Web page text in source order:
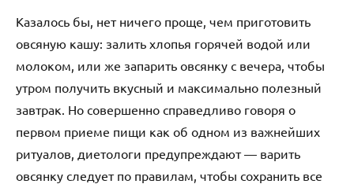
Казалось бы, нет ничего проще, чем приготовить
овсяную кашу: залить хлопья горячей водой или
молоком, или же запарить овсянку с вечера, чтобы
утром получить вкусный и максимально полезный
завтрак. Но совершенно справедливо говоря о
первом приеме пищи как об одном из важнейших
ритуалов, диетологи предупреждают — варить
овсянку следует по правилам, чтобы сохранить все